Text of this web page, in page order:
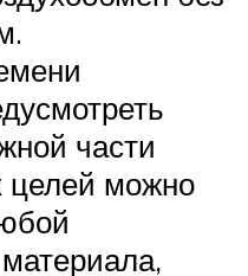
части
целей можно